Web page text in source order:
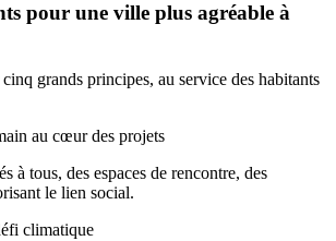
pour une ville plus agréable à
grands principes, au service des habitants
au cœur des projets
à tous, des espaces de rencontre, des
le lien social.
climatique